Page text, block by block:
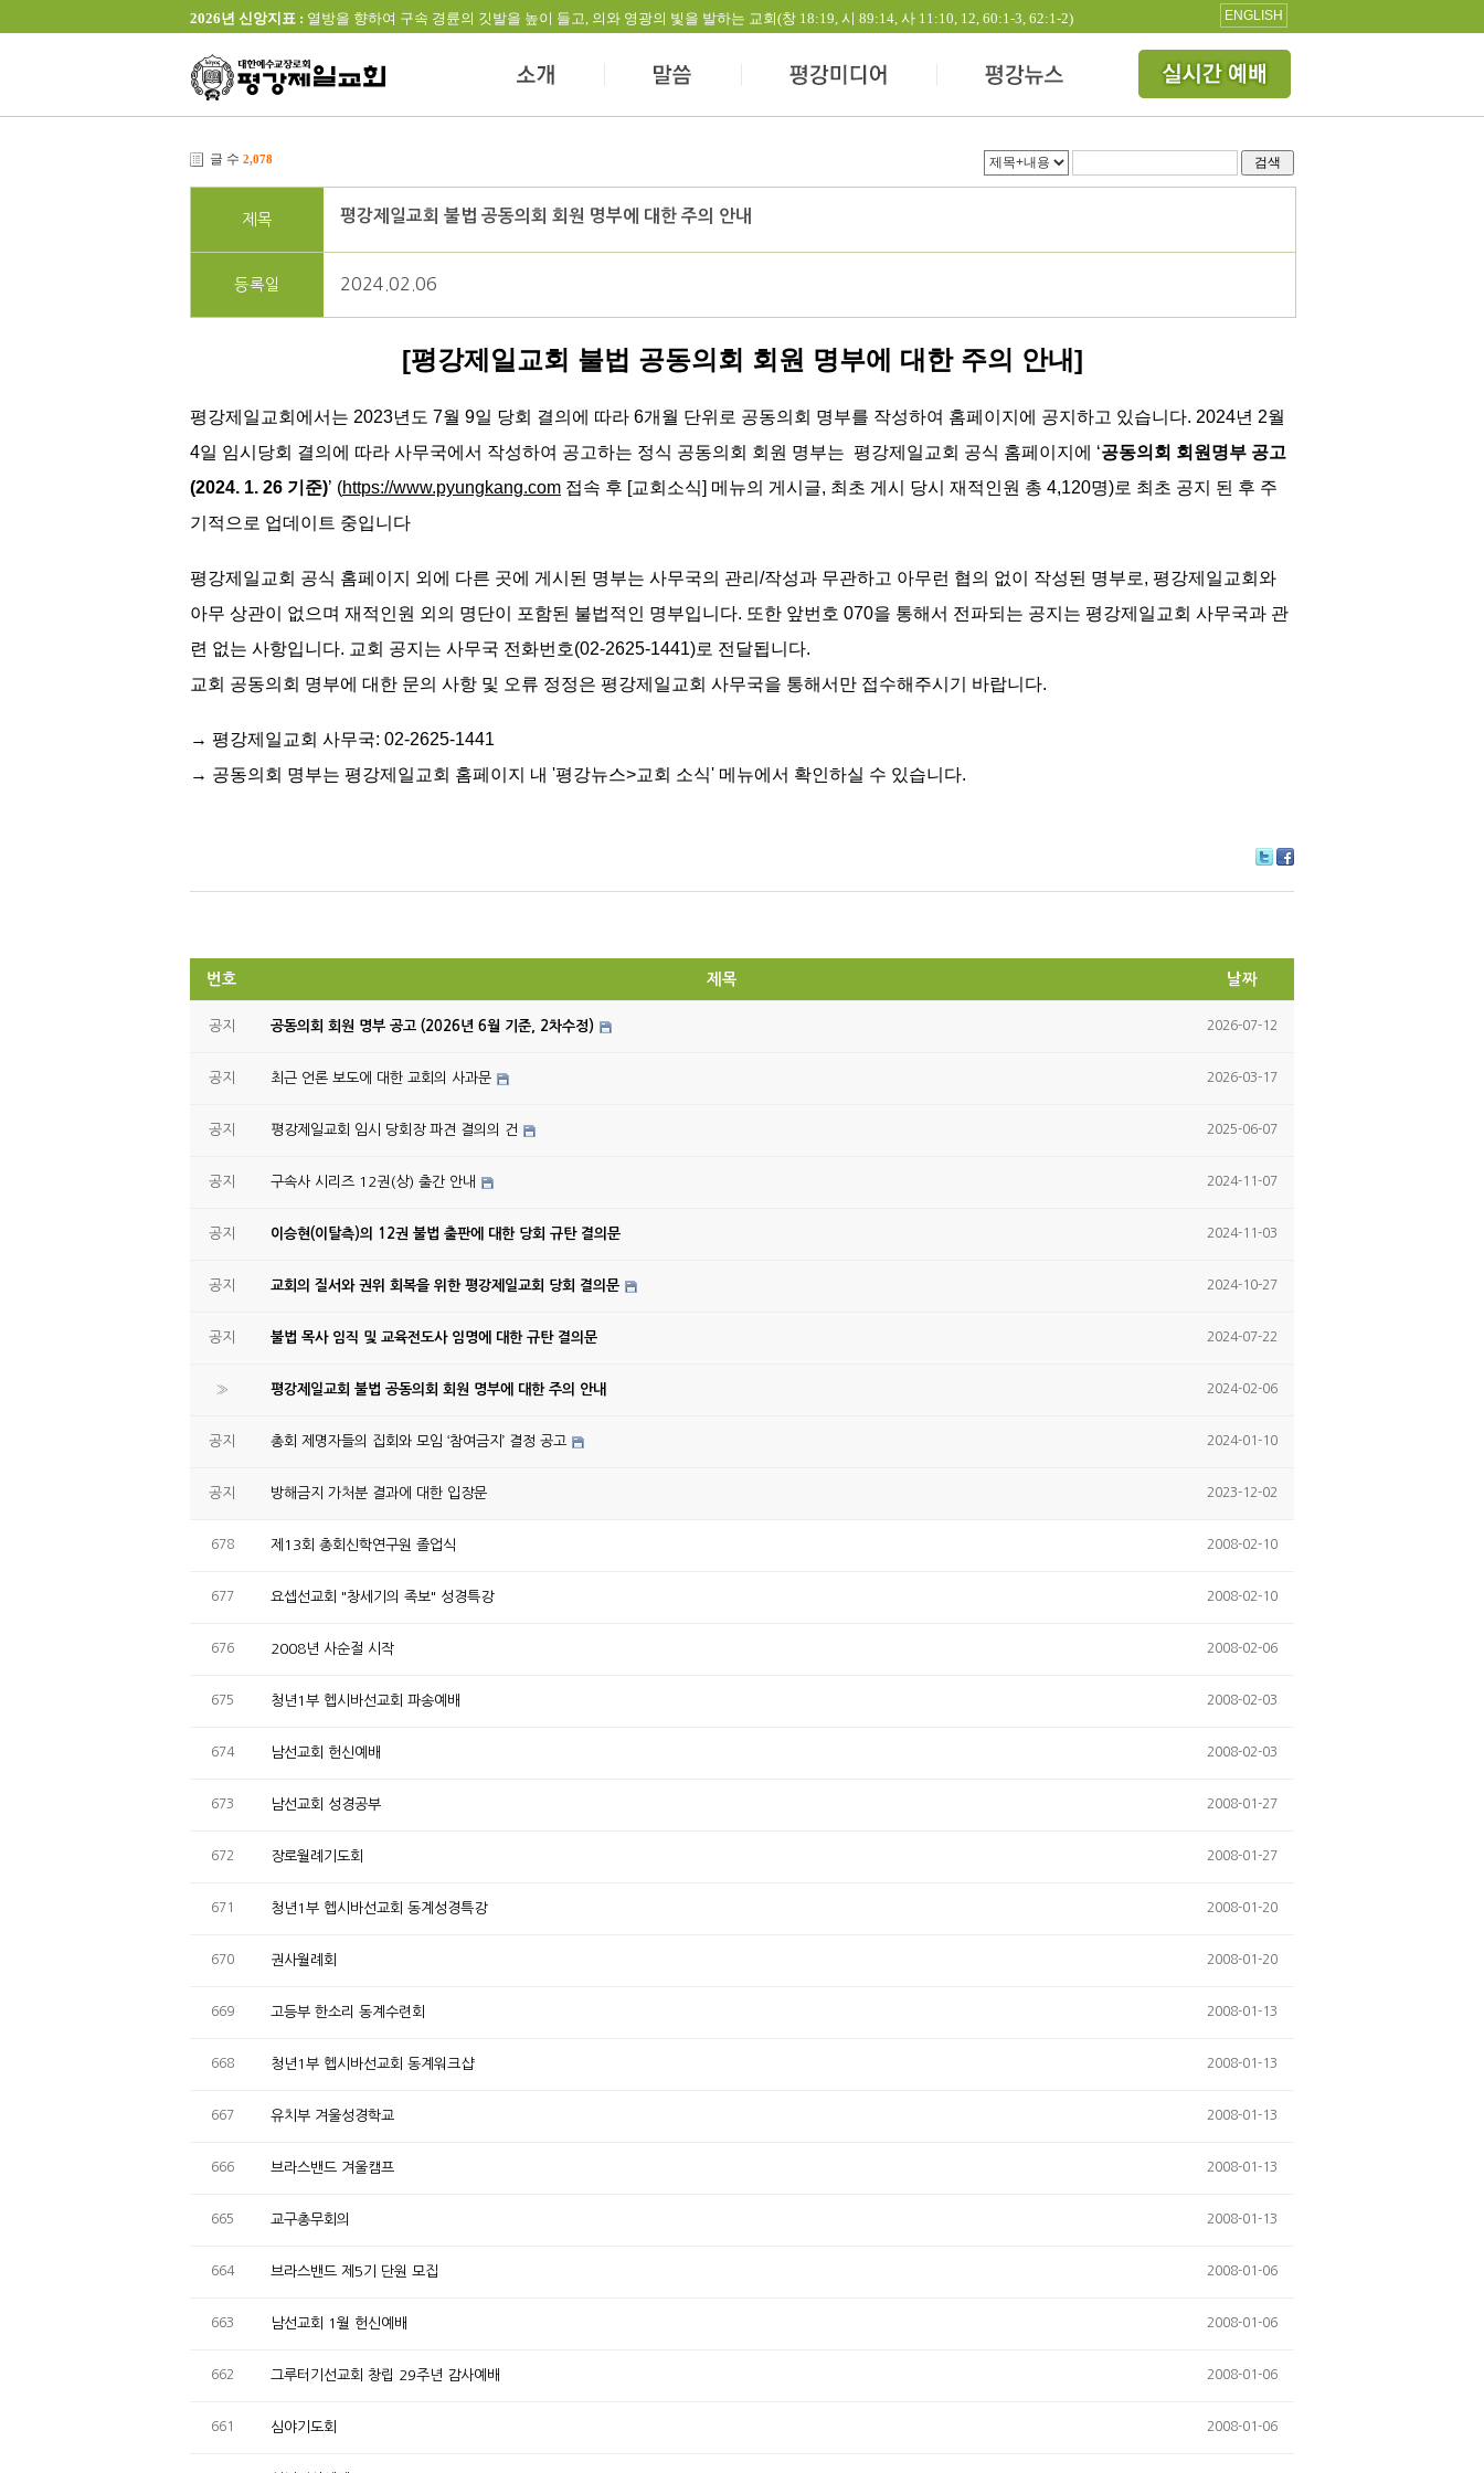
2026년 신앙지표 : 열방을 향하여 구속 경륜의 깃발을 높이 들고, 의와 영광의 빛을 발하는 교회(창 18:19, 시 89:14, 사 11:10, 12, 60:1-3, 62:1-2) ENGLISH
글 수 2,078 검색
제목 평강제일교회 불법 공동의회 회원 명부에 대한 주의 안내
등록일 2024.02.06
[평강제일교회 불법 공동의회 회원 명부에 대한 주의 안내]
평강제일교회에서는 2023년도 7월 9일 당회 결의에 따라 6개월 단위로 공동의회 명부를 작성하여 홈페이지에 공지하고 있습니다. 2024년 2월
4일 임시당회 결의에 따라 사무국에서 작성하여 공고하는 정식 공동의회 회원 명부는 평강제일교회 공식 홈페이지에 ‘공동의회 회원명부 공고
(2024. 1. 26 기준)’ (https://www.pyungkang.com 접속 후 [교회소식] 메뉴의 게시글, 최초 게시 당시 재적인원 총 4,120명)로 최초 공지 된 후 주
기적으로 업데이트 중입니다
평강제일교회 공식 홈페이지 외에 다른 곳에 게시된 명부는 사무국의 관리/작성과 무관하고 아무런 협의 없이 작성된 명부로, 평강제일교회와
아무 상관이 없으며 재적인원 외의 명단이 포함된 불법적인 명부입니다. 또한 앞번호 070을 통해서 전파되는 공지는 평강제일교회 사무국과 관
련 없는 사항입니다. 교회 공지는 사무국 전화번호(02-2625-1441)로 전달됩니다.
교회 공동의회 명부에 대한 문의 사항 및 오류 정정은 평강제일교회 사무국을 통해서만 접수해주시기 바랍니다.
→ 평강제일교회 사무국: 02-2625-1441
→ 공동의회 명부는 평강제일교회 홈페이지 내 '평강뉴스>교회 소식' 메뉴에서 확인하실 수 있습니다.
itte ce
번호 제목 날짜
공지 공동의회 회원 명부 공고 (2026년 6월 기준, 2차수정) 2026-07-12
공지 최근 언론 보도에 대한 교회의 사과문 2026-03-17
공지 평강제일교회 임시 당회장 파견 결의의 건 2025-06-07
공지 구속사 시리즈 12권(상) 출간 안내 2024-11-07
공지 이승현(이탈측)의 12권 불법 출판에 대한 당회 규탄 결의문 2024-11-03
공지 교회의 질서와 권위 회복을 위한 평강제일교회 당회 결의문 2024-10-27
공지 불법 목사 임직 및 교육전도사 임명에 대한 규탄 결의문 2024-07-22
» 평강제일교회 불법 공동의회 회원 명부에 대한 주의 안내 2024-02-06
공지 총회 제명자들의 집회와 모임 ‘참여금지’ 결정 공고 2024-01-10
공지 방해금지 가처분 결과에 대한 입장문 2023-12-02
678 제13회 총회신학연구원 졸업식 2008-02-10
677 요셉선교회 "창세기의 족보" 성경특강 2008-02-10
676 2008년 사순절 시작 2008-02-06
675 청년1부 헵시바선교회 파송예배 2008-02-03
674 남선교회 헌신예배 2008-02-03
673 남선교회 성경공부 2008-01-27
672 장로월례기도회 2008-01-27
671 청년1부 헵시바선교회 동계성경특강 2008-01-20
670 권사월례회 2008-01-20
669 고등부 한소리 동계수련회 2008-01-13
668 청년1부 헵시바선교회 동계워크샵 2008-01-13
667 유치부 겨울성경학교 2008-01-13
666 브라스밴드 겨울캠프 2008-01-13
665 교구총무회의 2008-01-13
664 브라스밴드 제5기 단원 모집 2008-01-06
663 남선교회 1월 헌신예배 2008-01-06
662 그루터기선교회 창립 29주년 감사예배 2008-01-06
661 심야기도회 2008-01-06